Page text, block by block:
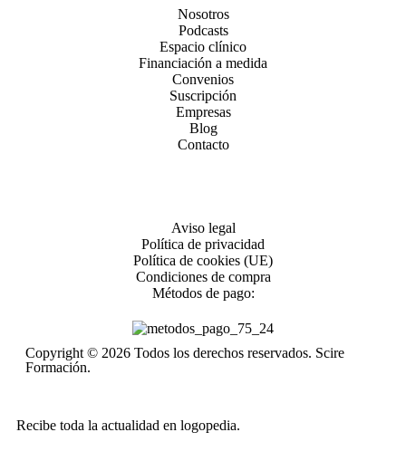
Nosotros
Podcasts
Espacio clínico
Financiación a medida
Convenios
Suscripción
Empresas
Blog
Contacto
Aviso legal
Política de privacidad
Política de cookies (UE)
Condiciones de compra
Métodos de pago:
Copyright © 2026 Todos los derechos reservados. Scire
Formación.
Recibe toda la actualidad en logopedia.